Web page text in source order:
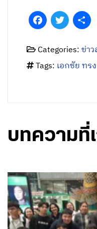
FacebookTwitter
Categories:ข่า
Tags: เอกชัย ทร
บทความที่